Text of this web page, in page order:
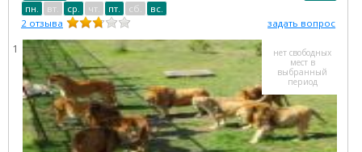
1
пн.
вт. ср. чт. пт. сб.
вс.
задать вопрос
2 отзыва
нет свободных
мест в
выбранный
период